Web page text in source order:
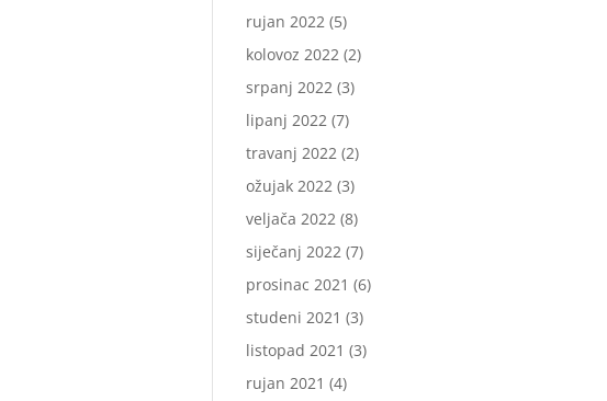
rujan 2022 (5)
kolovoz 2022 (2)
srpanj 2022 (3)
lipanj 2022 (7)
travanj 2022 (2)
ožujak 2022 (3)
veljača 2022 (8)
siječanj 2022 (7)
prosinac 2021 (6)
studeni 2021 (3)
listopad 2021 (3)
rujan 2021 (4)